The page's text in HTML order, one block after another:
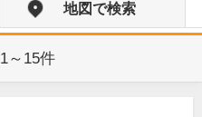
地図で検索
1～15件